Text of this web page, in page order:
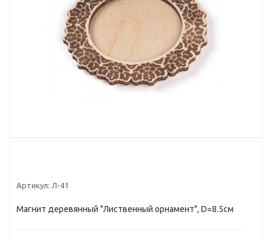
Артикул: Л-41
Магнит деревянный "Лиственный орнамент", D=8.5см